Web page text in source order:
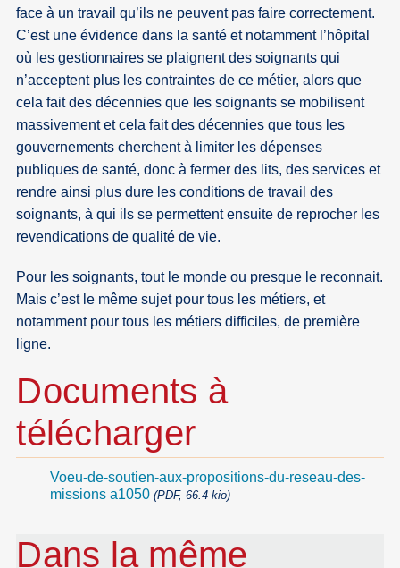
face à un travail qu’ils ne peuvent pas faire correctement.
C’est une évidence dans la santé et notamment l’hôpital
où les gestionnaires se plaignent des soignants qui
n’acceptent plus les contraintes de ce métier, alors que
cela fait des décennies que les soignants se mobilisent
massivement et cela fait des décennies que tous les
gouvernements cherchent à limiter les dépenses
publiques de santé, donc à fermer des lits, des services et
rendre ainsi plus dure les conditions de travail des
soignants, à qui ils se permettent ensuite de reprocher les
revendications de qualité de vie.
Pour les soignants, tout le monde ou presque le reconnait.
Mais c’est le même sujet pour tous les métiers, et
notamment pour tous les métiers difficiles, de première
ligne.
Documents à
télécharger
Voeu-de-soutien-aux-propositions-du-reseau-des-
missions a1050 (PDF, 66.4 kio)
Dans la même